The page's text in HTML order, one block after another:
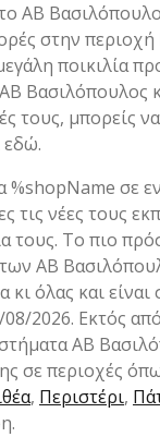
ΑΒ
στην
ποικιλία
Βασιλόπουλος
τους, μπορείς
εδώ.
%shopName σε
τις νέες τους
τους. Το πιο
ΑΒ
κι όλας και
2026. Εκτός
ΑΒ
σε περιοχές
, Περιστέρι,